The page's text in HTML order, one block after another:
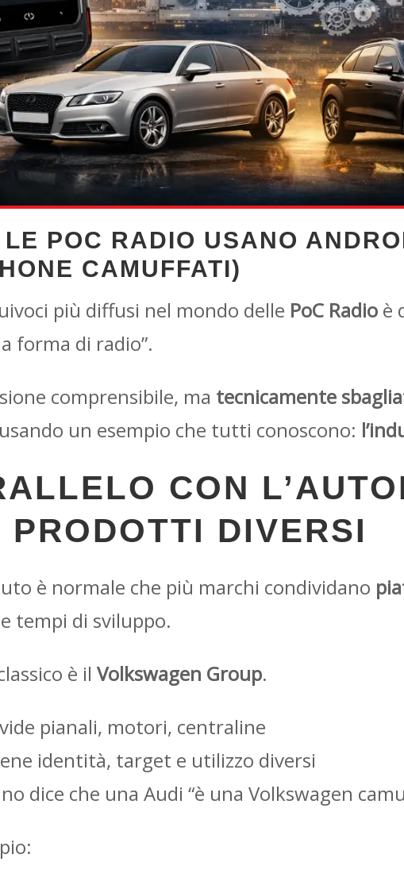
POC RADIO USANO
CAMUFFATI)
più diffusi nel mondo delle PoC Radio è
forma di radio”.
comprensibile, ma tecnicamente
un esempio che tutti conoscono:
CON
PRODOTTI DIVERSI
è normale che più marchi condividano
tempi di sviluppo.
è il Volkswagen Group.
pianali, motori, centraline
identità, target e utilizzo diversi
dice che una Audi “è una Volkswagen